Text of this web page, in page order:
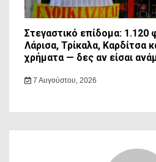
Στεγαστικό επίδομα: 1.120
Λάρισα, Τρίκαλα, Καρδίτσα
χρήματα — δες αν είσαι
7 Αυγούστου, 2026